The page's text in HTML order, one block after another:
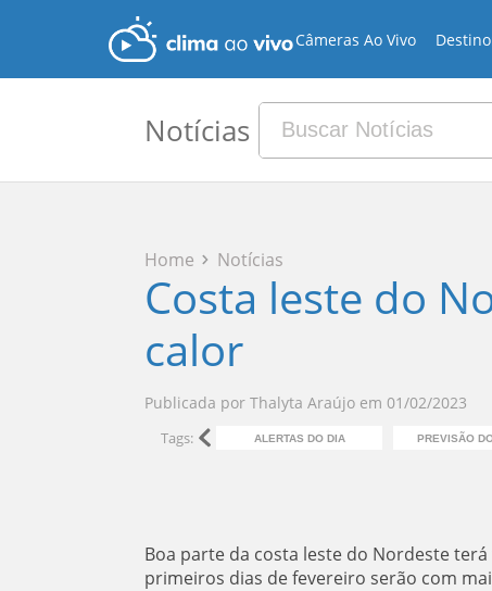
Câmeras Ao Vivo
Notícias
Home Notícias
Costa leste do
calor
Publicada por Thalyta Araújo em 01/02/2023
Tags: ALERTAS DO DIA PREVISÃO
Boa parte da costa leste do Nordeste
primeiros dias de fevereiro serão com